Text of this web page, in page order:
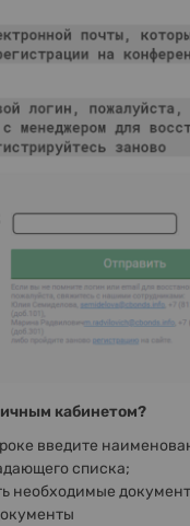
кабинетом?
введите
списка;
необходимые